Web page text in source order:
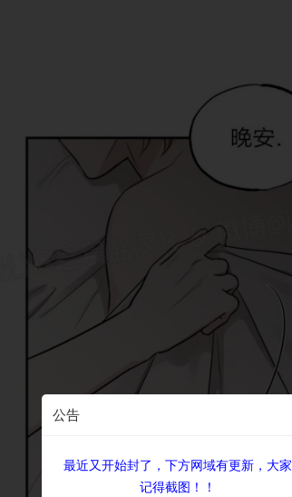
公告
最近又开始封了，下方网域有更新，大家
记得截图！！